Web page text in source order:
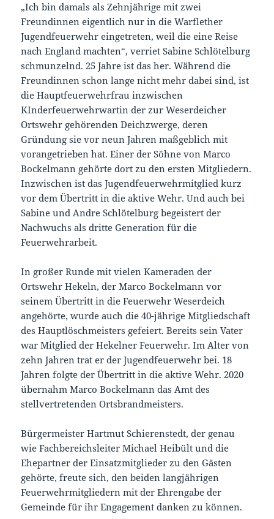
„Ich bin damals als Zehnjährige mit zwei
Freundinnen eigentlich nur in die Warflether
Jugendfeuerwehr eingetreten, weil die eine Reise
nach England machten“, verriet Sabine Schlötelburg
schmunzelnd. 25 Jahre ist das her. Während die
Freundinnen schon lange nicht mehr dabei sind, ist
die Hauptfeuerwehrfrau inzwischen
KInderfeuerwehrwartin der zur Weserdeicher
Ortswehr gehörenden Deichzwerge, deren
Gründung sie vor neun Jahren maßgeblich mit
vorangetrieben hat. Einer der Söhne von Marco
Bockelmann gehörte dort zu den ersten Mitgliedern.
Inzwischen ist das Jugendfeuerwehrmitglied kurz
vor dem Übertritt in die aktive Wehr. Und auch bei
Sabine und Andre Schlötelburg begeistert der
Nachwuchs als dritte Generation für die
Feuerwehrarbeit.
In großer Runde mit vielen Kameraden der
Ortswehr Hekeln, der Marco Bockelmann vor
seinem Übertritt in die Feuerwehr Weserdeich
angehörte, wurde auch die 40-jährige Mitgliedschaft
des Hauptlöschmeisters gefeiert. Bereits sein Vater
war Mitglied der Hekelner Feuerwehr. Im Alter von
zehn Jahren trat er der Jugendfeuerwehr bei. 18
Jahren folgte der Übertritt in die aktive Wehr. 2020
übernahm Marco Bockelmann das Amt des
stellvertretenden Ortsbrandmeisters.
Bürgermeister Hartmut Schierenstedt, der genau
wie Fachbereichsleiter Michael Heibült und die
Ehepartner der Einsatzmitglieder zu den Gästen
gehörte, freute sich, den beiden langjährigen
Feuerwehrmitgliedern mit der Ehrengabe der
Gemeinde für ihr Engagement danken zu können.